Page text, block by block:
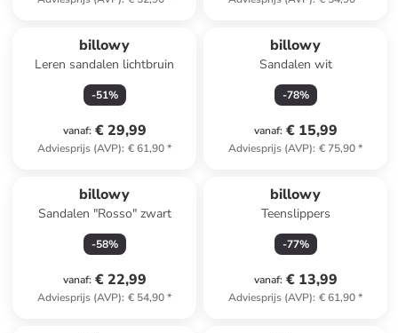
billowy
Leren sandalen lichtbruin
-51%
vanaf: € 29,99
Adviesprijs (AVP): € 61,90*
billowy
Sandalen wit
-78%
vanaf: € 15,99
Adviesprijs (AVP): € 75,90*
billowy
Sandalen "Rosso" zwart
-58%
vanaf: € 22,99
Adviesprijs (AVP): € 54,90*
billowy
Teenslippers
-77%
vanaf: € 13,99
Adviesprijs (AVP): € 61,90*